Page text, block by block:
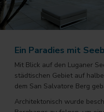
Ein Paradies mit
Mit Blick auf den Luganer
städtischen Gebiet auf
dem San Salvatore Berg
Architektonisch wurde